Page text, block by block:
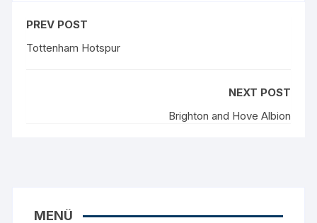
PREV POST
Tottenham Hotspur
NEXT POST
Brighton and Hove Albion
MENÜ